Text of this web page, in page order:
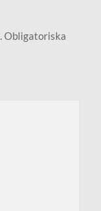
Obligatoriska